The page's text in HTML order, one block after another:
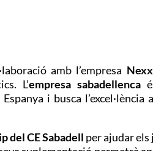
amb l’empresa
L’empresa sabadellenca
i busca l’excel·lència
del CE Sabadell per ajudar els
suplementació permetrà